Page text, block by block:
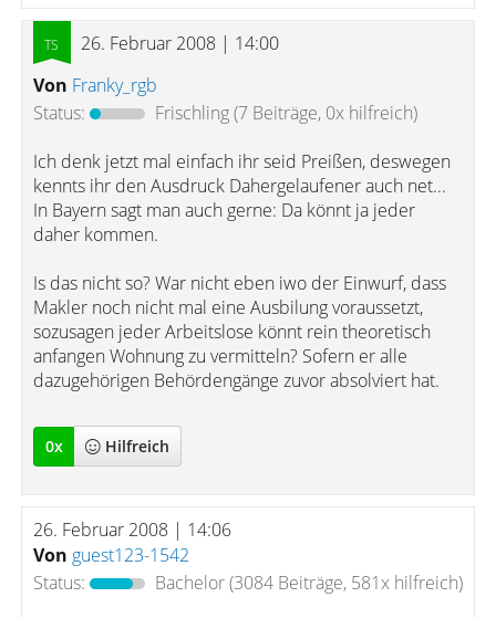
26. Februar 2008 | 14:00
Von Franky_rgb
Status:
Frischling(7 Beiträge, 0x hilfreich)
Ich denk jetzt mal einfach ihr seid Preißen, deswegen
kennts ihr den Ausdruck Dahergelaufener auch net...
In Bayern sagt man auch gerne: Da könnt ja jeder
daher kommen.
Is das nicht so? War nicht eben iwo der Einwurf, dass
Makler noch nicht mal eine Ausbilung voraussetzt,
sozusagen jeder Arbeitslose könnt rein theoretisch
anfangen Wohnung zu vermitteln? Sofern er alle
dazugehörigen Behördengänge zuvor absolviert hat.
0x Hilfreich
26. Februar 2008 | 14:06
Von guest123-1542
Status:
Bachelor(3084 Beiträge, 581x hilfreich)